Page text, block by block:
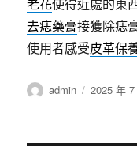
老花使得近處的東
去痣藥膏接獲除痣
使用者感受皮革保
作
admin
發
2025 年